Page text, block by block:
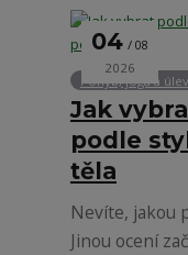
04 08
2026
Pohyb, jóga a
Jak
podle
těla
Nevíte, jakou
Jinou ocení